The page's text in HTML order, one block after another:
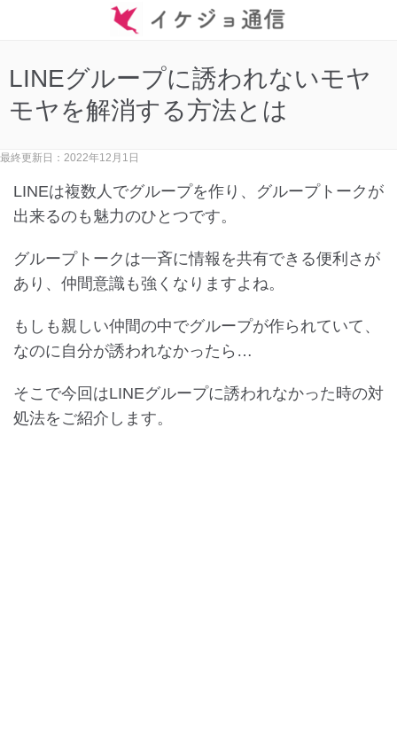
LINEグループに誘われないモヤ
モヤを解消する方法とは
最終更新日：2022年12月1日
LINEは複数人でグループを作り、グループトークが
出来るのも魅力のひとつです。
グループトークは一斉に情報を共有できる便利さが
あり、仲間意識も強くなりますよね。
もしも親しい仲間の中でグループが作られていて、
なのに自分が誘われなかったら…
そこで今回はLINEグループに誘われなかった時の対
処法をご紹介します。